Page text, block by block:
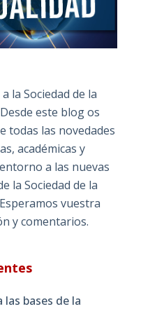
la Sociedad de la
este blog os
todas las novedades
académicas y
a las nuevas
la Sociedad de la
vuestra
y comentarios.
las bases de la